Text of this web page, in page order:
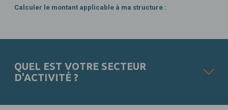
Calculer le montant applicable à ma structure :
QUEL EST VOTRE SECTEUR
D'ACTIVITÉ ?